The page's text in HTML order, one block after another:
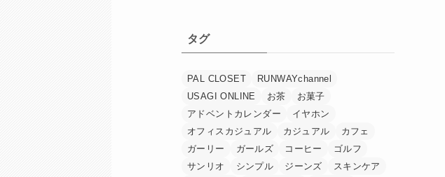
タグ
PAL CLOSET
RUNWAYchannel
USAGI ONLINE
お茶
お菓子
アドベントカレンダー
イヤホン
オフィスカジュアル
カジュアル
カフェ
ガーリー
ガールズ コーヒー
ゴルフ
サンリオ
シンプル ジーンズ
スキンケア